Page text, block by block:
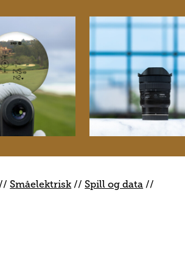
//Småelektrisk //Spill og data //